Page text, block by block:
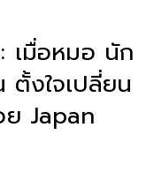
เมื่อหมอ นัก
งใจเปลี่ยน
ย Japan